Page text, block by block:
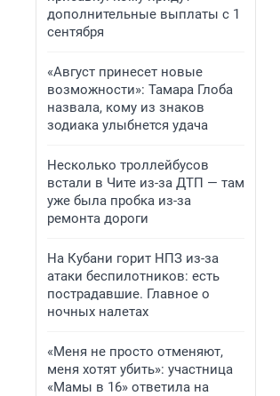
дополнительные выплаты с 1
сентября
«Август принесет новые
возможности»: Тамара Глоба
назвала, кому из знаков
зодиака улыбнется удача
Несколько троллейбусов
встали в Чите из-за ДТП — там
уже была пробка из-за
ремонта дороги
На Кубани горит НПЗ из-за
атаки беспилотников: есть
пострадавшие. Главное о
ночных налетах
«Меня не просто отменяют,
меня хотят убить»: участница
«Мамы в 16» ответила на